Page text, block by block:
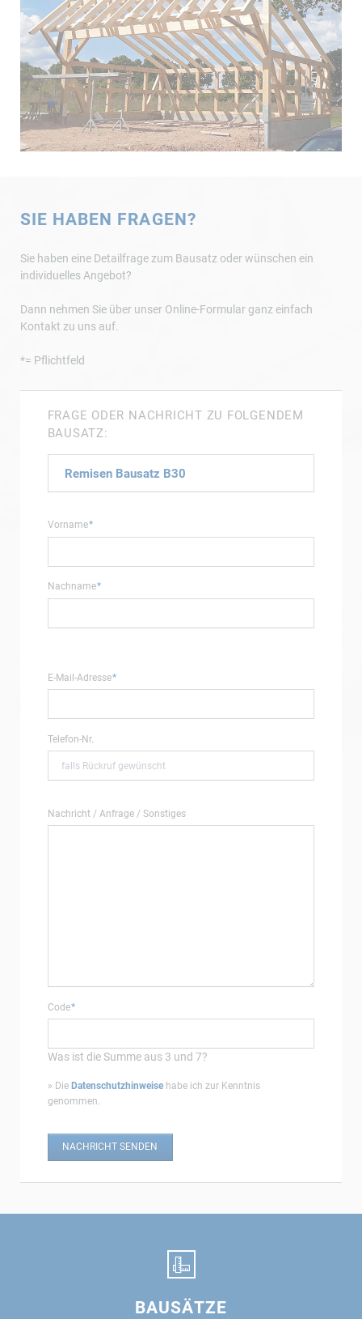
SIE HABEN FRAGEN?
Sie haben eine Detailfrage zum Bausatz oder wünschen ein
individuelles Angebot?
Dann nehmen Sie über unser Online-Formular ganz einfach
Kontakt zu uns auf.
*= Pflichtfeld
FRAGE ODER NACHRICHT ZU FOLGENDEM
BAUSATZ:
Pflichtfeld
Vorname*
Pflichtfeld
Nachname*
Pflichtfeld
E-Mail-Adresse*
Telefon-Nr.
Nachricht / Anfrage / Sonstiges
Pflichtfeld
Code*
Was ist die Summe aus 3 und 7?
» Die Datenschutzhinweisehabe ich zur Kenntnis
genommen.
NACHRICHT SENDEN
BAUSÄTZE